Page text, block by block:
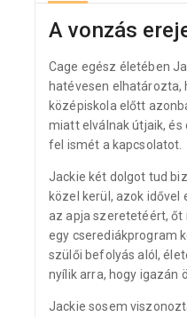
A vonzás
Cage egész életében
hatévesen elhatározta,
középiskola előtt
miatt elválnak útjaik, és
fel ismét a kapcsolatot.
Jackie két dolgot tud
közel kerül, azok idővel
az apja szeretetéért, őt
egy cserediákprogram
szülői befolyás alól,
nyílik arra, hogy igazán
Jackie sosem